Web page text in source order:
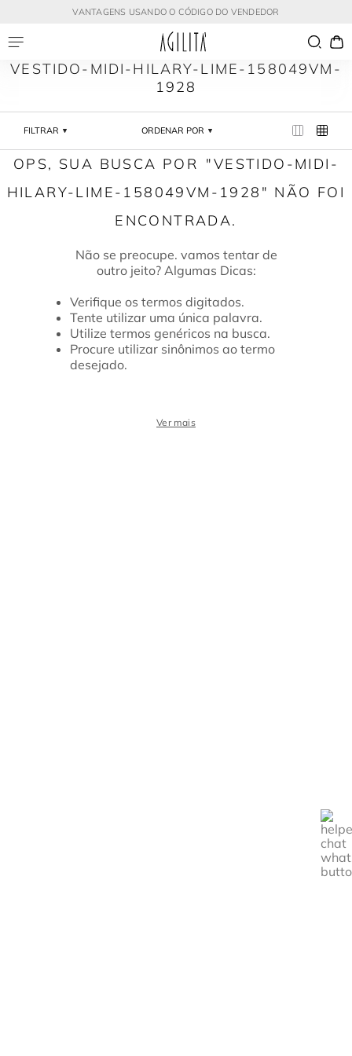
VANTAGENS USANDO O CÓDIGO DO VENDEDOR
VESTIDO-MIDI-HILARY-LIME-158049VM-
1928
FILTRAR ORDENAR POR
VESTIDO-MIDI-
HILARY-LIME-158049VM-1928
Verifique os termos digitados.
Tente utilizar uma única palavra.
Utilize termos genéricos na busca.
Procure utilizar sinônimos ao termo
desejado.
Ver mais